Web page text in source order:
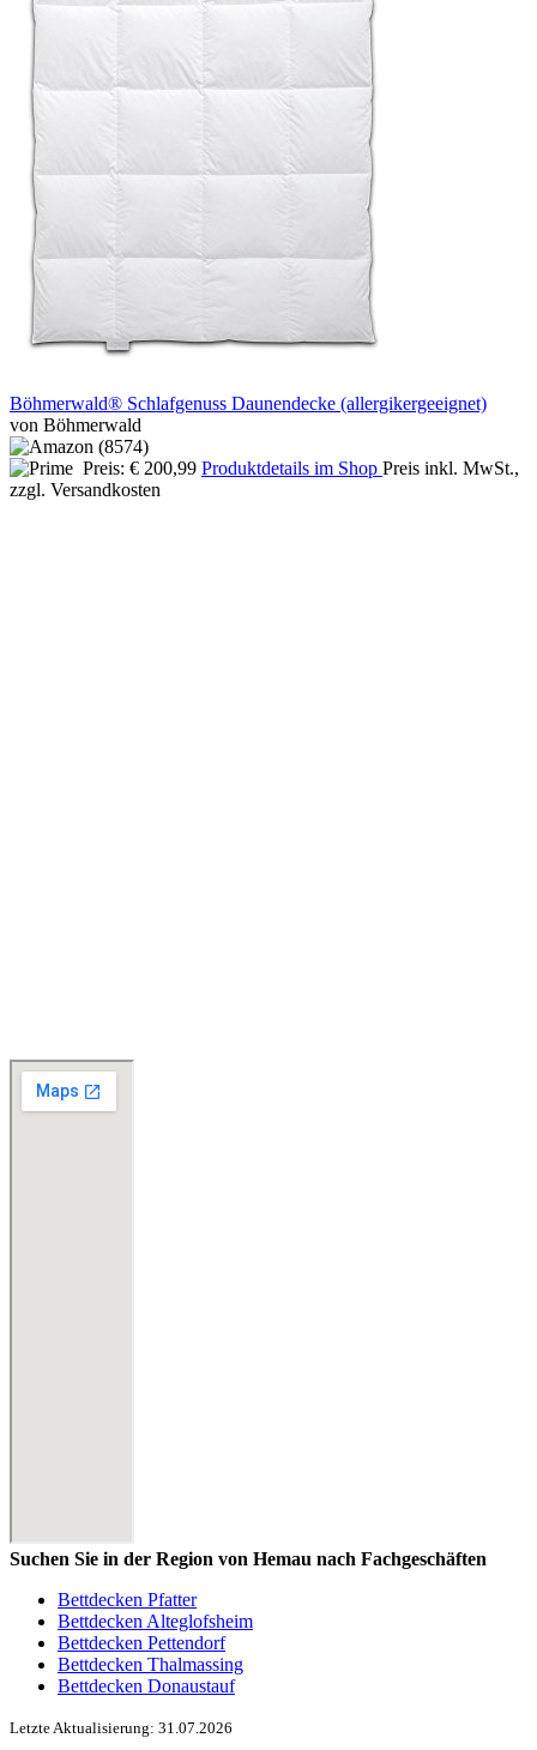
Böhmerwald® Schlafgenuss Daunendecke (allergikergeeignet)
von Böhmerwald
Preis: € 200,99 Produktdetails im Shop Preis inkl. MwSt.,
zzgl. Versandkosten
Suchen Sie in der Region von Hemau nach Fachgeschäften
Bettdecken Pfatter
Bettdecken Alteglofsheim
Bettdecken Pettendorf
Bettdecken Thalmassing
Bettdecken Donaustauf
Letzte Aktualisierung: 31.07.2026